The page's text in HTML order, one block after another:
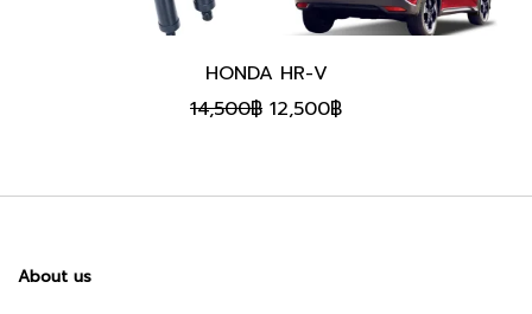
HONDA HR-V
14,500฿ Original
12,500฿Current
About us